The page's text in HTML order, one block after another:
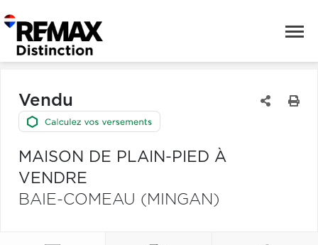
Vendu
MAISON DE PLAIN-PIED À
VENDRE
BAIE-COMEAU (MINGAN)